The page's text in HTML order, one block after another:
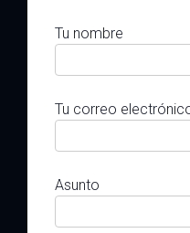
Tu nombre
Tu correo
Asunto